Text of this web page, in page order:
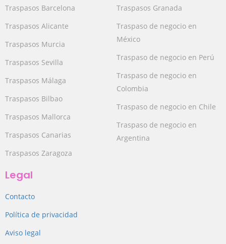
Traspasos Barcelona
Traspasos Alicante
Traspasos Murcia
Traspasos Sevilla
Traspasos Málaga
Traspasos Bilbao
Traspasos Mallorca
Traspasos Canarias
Traspasos Zaragoza
Traspasos Granada
Traspaso de negocio en
México
Traspaso de negocio en Perú
Traspaso de negocio en
Colombia
Traspaso de negocio en Chile
Traspaso de negocio en
Argentina
Legal
Contacto
Política de privacidad
Aviso legal